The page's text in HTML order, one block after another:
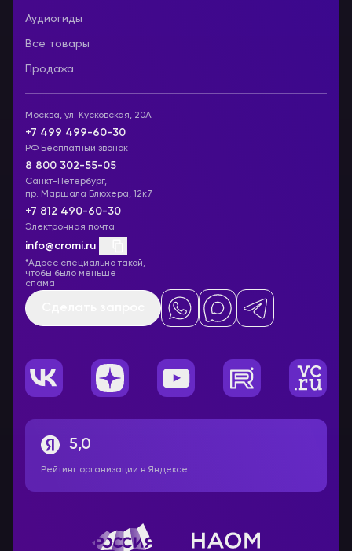
Аудиогиды
Все товары
Продажа
Москва, ул. Кусковская, 20А
+7 499 499-60-30
РФ Бесплатный звонок
8 800 302-55-05
Санкт-Петербург,
пр. Маршала Блюхера, 12к7
+7 812 490-60-30
Электронная почта
info@cromi.ru
*Адрес специально такой,
чтобы было меньше
спама
5,0
Рейтинг организации в Яндексе